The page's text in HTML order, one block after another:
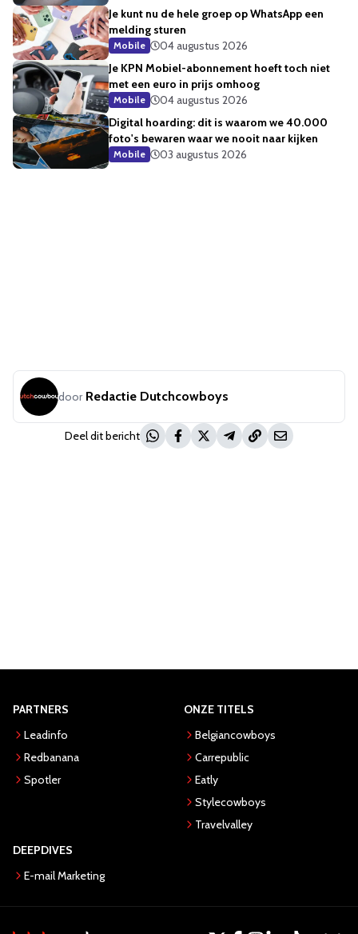
Je kunt nu de hele groep op WhatsApp een
melding sturen
Mobile
04 augustus 2026
Je KPN Mobiel-abonnement hoeft toch niet
met een euro in prijs omhoog
Mobile
04 augustus 2026
Digital hoarding: dit is waarom we 40.000
foto's bewaren waar we nooit naar kijken
Mobile 03 augustus 2026
door Redactie Dutchcowboys
Deel dit bericht
PARTNERS
Leadinfo
Redbanana
Spotler
ONZE TITELS
Belgiancowboys
Carrepublic
Eatly
Stylecowboys
Travelvalley
DEEPDIVES
E-mail Marketing